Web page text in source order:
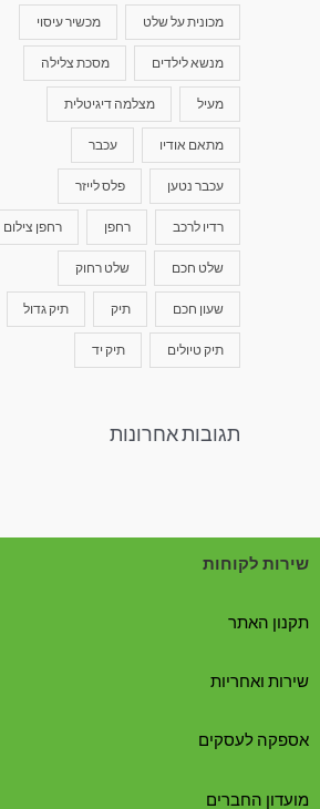
מכונית על שלט מכשיר עיסוי
מנשא לילדים מסכת צלילה
מעיל מצלמה דיגיטלית
מתאם אודיו עכבר
עכבר נטען פלס לייזר
רדיו לרכב רחפן רחפן צילום
שלט חכם שלט רחוק
שעון חכם תיק תיק גדול
תיק טיולים תיק יד
תגובות אחרונות
שירות לקוחות
תקנון האתר
שירות ואחריות
אספקה לעסקים
מועדון החברים